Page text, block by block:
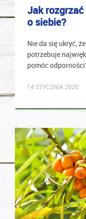
Jak
o siebie?
Nie da się ukryć,
potrzebuje
pomóc
14 STYCZNIA 2020